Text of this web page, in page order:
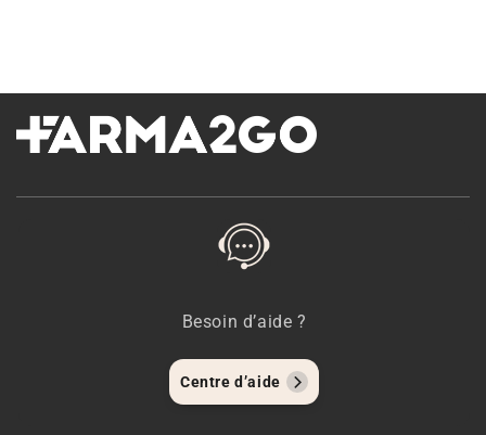
Besoin d’aide ?
Centre d’aide